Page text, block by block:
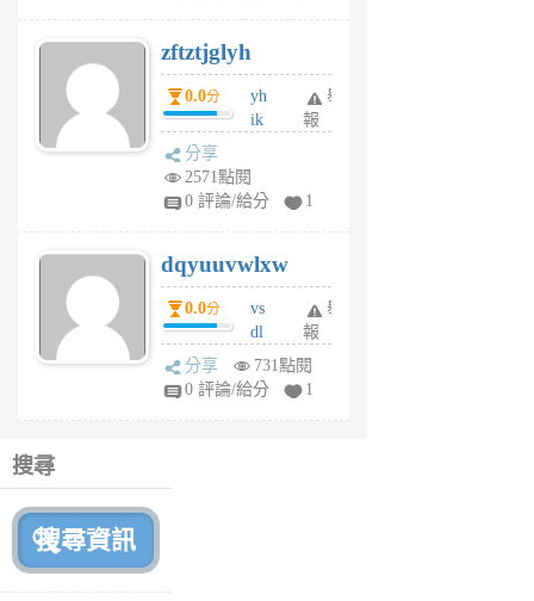
月
前
zftztjglyh
0.0分
yh
ik
tu
6
個
月
前
舉
報
分享
2571點閱
0 評論/給分
1
dqyuuvwlxw
0.0分
vs
dl
sq
fy
舉
報
分享
731點閱
0 評論/給分
1
搜尋